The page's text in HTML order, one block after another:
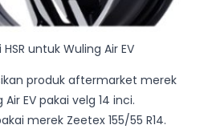
untuk Wuling Air EV
produk aftermarket merek
EV pakai velg 14 inci.
merek Zeetex 155/55 R14.